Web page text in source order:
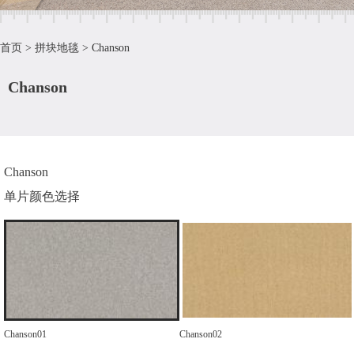
首页 > 拼块地毯 > Chanson
Chanson
Chanson
单片颜色选择
Chanson01 Chanson02